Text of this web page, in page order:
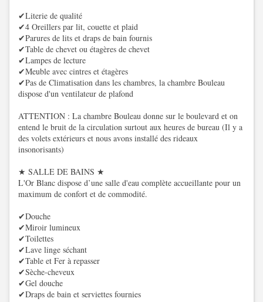
✔Literie de qualité
✔4 Oreillers par lit, couette et plaid
✔Parures de lits et draps de bain fournis
✔Table de chevet ou étagères de chevet
✔Lampes de lecture
✔Meuble avec cintres et étagères
✔Pas de Climatisation dans les chambres, la chambre Bouleau
dispose d'un ventilateur de plafond
ATTENTION : La chambre Bouleau donne sur le boulevard et on
entend le bruit de la circulation surtout aux heures de bureau (Il y a
des volets extérieurs et nous avons installé des rideaux
insonorisants)
★ SALLE DE BAINS ★
L'Or Blanc dispose d’une salle d'eau complète accueillante pour un
maximum de confort et de commodité.
✔Douche
✔Miroir lumineux
✔Toilettes
✔Lave linge séchant
✔Table et Fer à repasser
✔Sèche-cheveux
✔Gel douche
✔Draps de bain et serviettes fournies